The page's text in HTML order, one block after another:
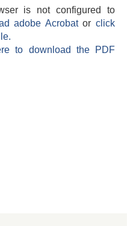
is not configured to
adobe Acrobatorclick
to download the PDF